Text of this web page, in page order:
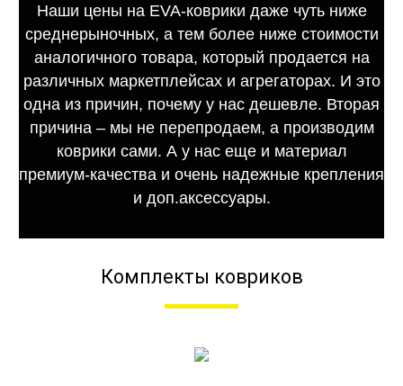
Наши цены на EVA-коврики даже чуть ниже
среднерыночных, а тем более ниже стоимости
аналогичного товара, который продается на
различных маркетплейсах и агрегаторах. И это
одна из причин, почему у нас дешевле. Вторая
причина – мы не перепродаем, а производим
коврики сами. А у нас еще и материал
премиум-качества и очень надежные крепления
и доп.аксессуары.
Комплекты ковриков